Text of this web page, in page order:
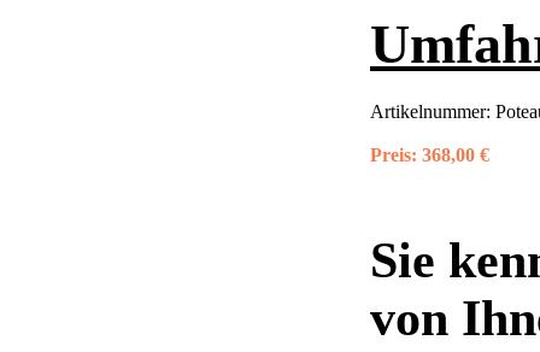
Artikelnummer:
Preis: 368,00 €
Sie
von